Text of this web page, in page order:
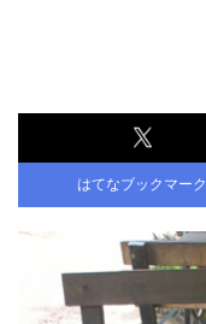
はてなブックマーク